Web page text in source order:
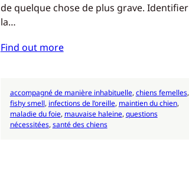
de quelque chose de plus grave. Identifier
la…
Find out more
accompagné de manière inhabituelle, chiens femelles
fishy smell, infections de l’oreille, maintien du chien
maladie du foie, mauvaise haleine, questions
nécessitées, santé des chiens